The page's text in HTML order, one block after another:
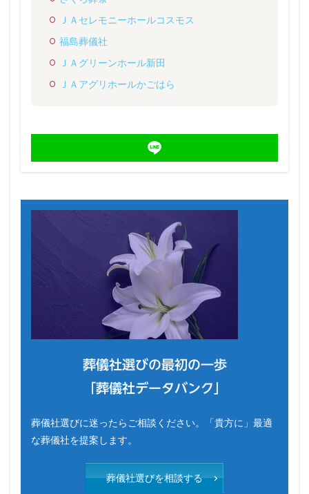
ＪＡセレモニーホールコスモス
福島葬儀社
ＪＡグリーンホール新田
ＪＡアグリホールかごはら
葬儀社選びの最初の一歩
「葬儀社データバンク」
葬儀社選びに迷ったらご相談ください。「貴方に」最適
な葬儀社を提案します。
葬儀社選びを相談する